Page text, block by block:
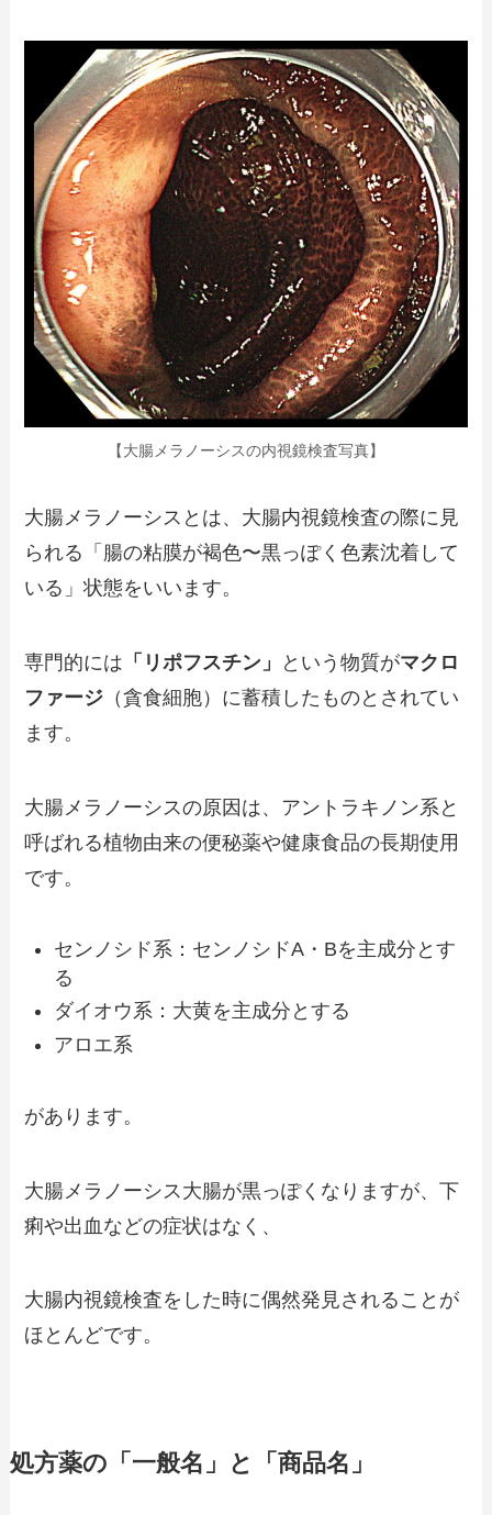
【大腸メラノーシスの内視鏡検査写真】
大腸メラノーシスとは、大腸内視鏡検査の際に見
られる「腸の粘膜が褐色〜黒っぽく色素沈着して
いる」状態をいいます。
専門的には 「リポフスチン」 という物質がマクロ
ファージ （貪食細胞）に蓄積したものとされてい
ます。
大腸メラノーシスの原因は、アントラキノン系と
呼ばれる植物由来の便秘薬や健康食品の長期使用
です。
センノシド系：センノシドA・Bを主成分とす
る
ダイオウ系：大黄を主成分とする
アロエ系
があります。
大腸メラノーシス大腸が黒っぽくなりますが、下
痢や出血などの症状はなく、
大腸内視鏡検査をした時に偶然発見されることが
ほとんどです。
処方薬の「一般名」と「商品名」